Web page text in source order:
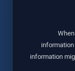
information